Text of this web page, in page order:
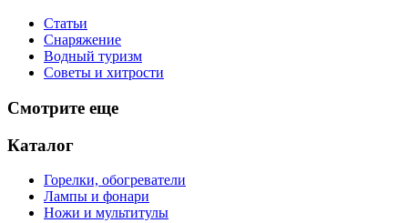
Статьи
Снаряжение
Водный туризм
Советы и хитрости
Смотрите еще
Каталог
Горелки, обогреватели
Лампы и фонари
Ножи и мультитулы